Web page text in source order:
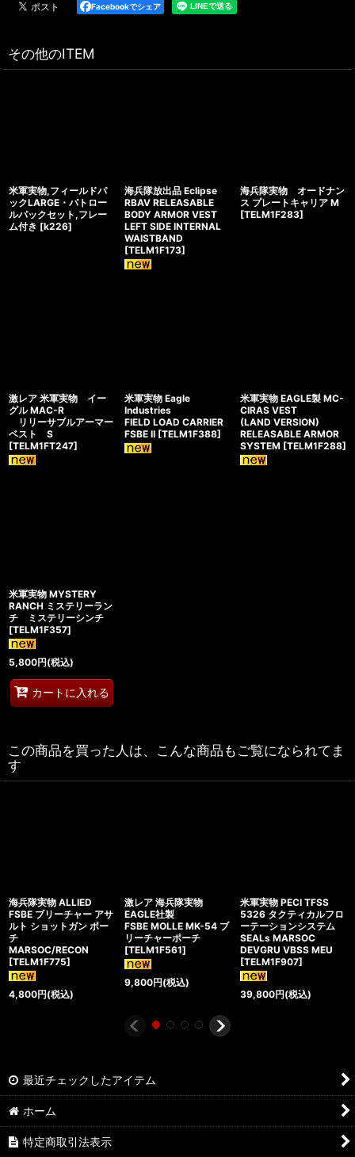
Facebookでシェア
その他のITEM
米軍実物,フィールドパ
ックLARGE・パトロー
ルパックセット,フレー
ム付き [k226]
海兵隊放出品 Eclipse
RBAV RELEASABLE
BODY ARMOR VEST
LEFT SIDE INTERNAL
WAISTBAND
[TELM1F173]
海兵隊実物 オードナン
ス プレートキャリア M
[TELM1F283]
激レア 米軍実物 イー
グル MAC-R
リリーサブルアーマー
ベスト S
[TELM1FT247]
米軍実物 Eagle
Industries
FIELD LOAD CARRIER
FSBE II [TELM1F388]
米軍実物 EAGLE製 MC-
CIRAS VEST
(LAND VERSION)
RELEASABLE ARMOR
SYSTEM [TELM1F288]
米軍実物 MYSTERY
RANCH ミステリーラン
チ ミステリーシンチ
[TELM1F357]
5,800円(税込)
カートに入れる
この商品を買った人は、こんな商品もご覧になられてま
す
海兵隊実物 ALLIED
FSBE ブリーチャー アサ
ルト ショットガン ポー
チ
MARSOC/RECON
[TELM1F775]
4,800円(税込)
激レア 海兵隊実物
EAGLE社製
FSBE MOLLE MK-54 ブ
リーチャーポーチ
[TELM1F561]
9,800円(税込)
米軍実物 PECI TFSS
5326 タクティカルフロ
ーテーションシステム
SEALs MARSOC
DEVGRU VBSS MEU
[TELM1F907]
39,800円(税込)
最近チェックしたアイテム
ホーム
特定商取引法表示